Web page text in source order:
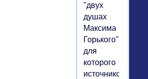
"двух
душах
Максима
Горького",
для
которого
источником